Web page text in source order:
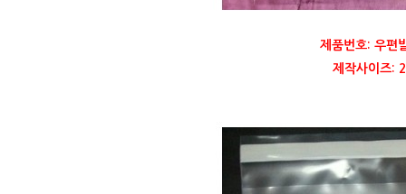
제품번호: 우편
제작사이즈: